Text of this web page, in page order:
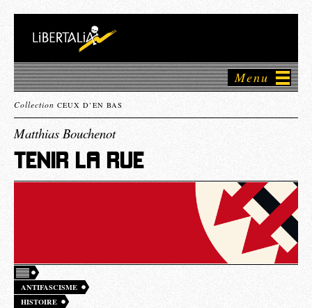
Menu
Collection CEUX D’EN BAS
Matthias Bouchenot
TENIR LA RUE
ANTIFASCISME
HISTOIRE